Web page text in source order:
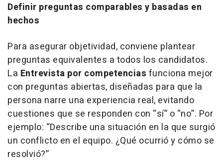
Definir preguntas comparables y basadas en
hechos
Para asegurar objetividad, conviene plantear
preguntas equivalentes a todos los candidatos.
La Entrevista por competencias funciona mejor
con preguntas abiertas, diseñadas para que la
persona narre una experiencia real, evitando
cuestiones que se responden con “sí” o “no”. Por
ejemplo: “Describe una situación en la que surgió
un conflicto en el equipo. ¿Qué ocurrió y cómo se
resolvió?”